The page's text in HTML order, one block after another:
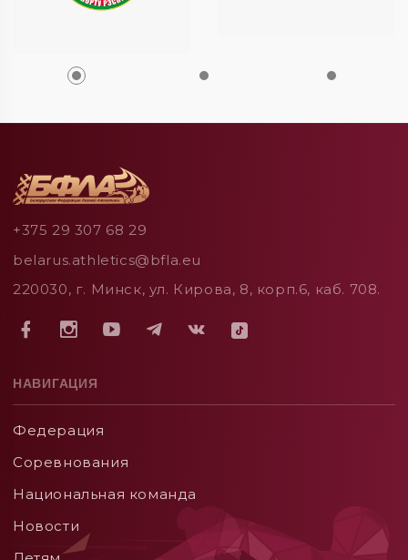
+375 29 307 68 29
belarus.athletics@bfla.eu
220030, г. Минск, ул. Кирова, 8, корп.6, каб. 708.
НАВИГАЦИЯ
Федерация
Соревнования
Национальная команда
Новости